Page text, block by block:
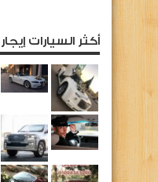
أكثر السيارات إيجار